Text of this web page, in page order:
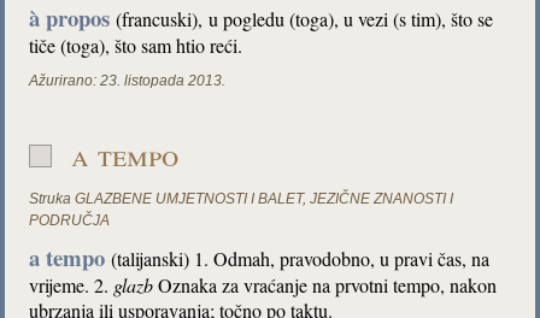
à propos(francuski), u pogledu (toga), u vezi (s tim), što se
tiče (toga), što sam htio reći.
Ažurirano: 23. listopada 2013.
a tempo
Struka GLAZBENE UMJETNOSTI I BALET,JEZIČNE ZNANOSTI I
PODRUČJA
a tempo(talijanski) 1. Odmah, pravodobno, u pravi čas, na
vrijeme. 2. glazbOznaka za vraćanje na prvotni tempo, nakon
ubrzanja ili usporavanja; točno po taktu.